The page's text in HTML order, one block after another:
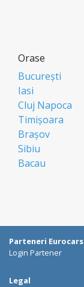
Orase
București
Iasi
Cluj Napoca
Timișoara
Brașov
Sibiu
Bacau
Galati
Suceava
Focșani
Parteneri Eurocars
Login Partener
Legal